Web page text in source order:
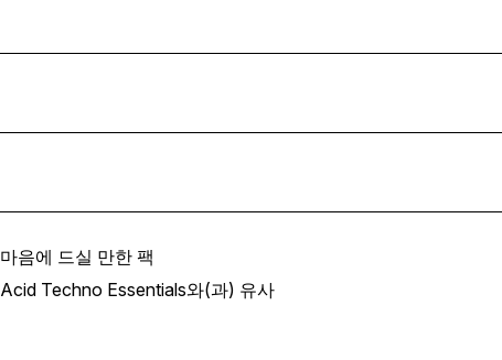
마음에 드실 만한 팩
Acid Techno Essentials와(과) 유사